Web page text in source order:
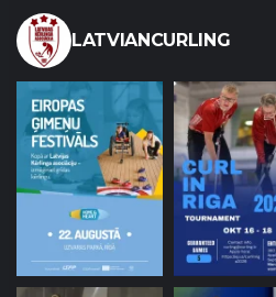
LATVIANCURLING